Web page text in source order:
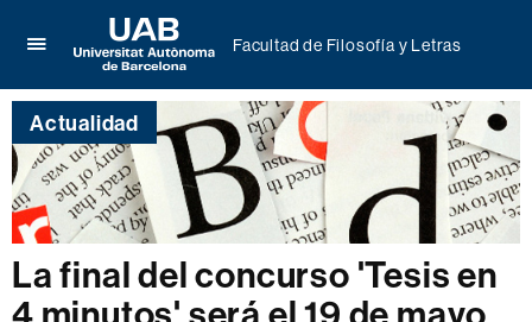
aquí
para
desplegar
el
menú
de
Facultad
Filosofía
y
Universitat
Autònoma
de
Barcelona
Facultad de Filosofía y Letras
Actualidad
La final del concurso 'Tesis en